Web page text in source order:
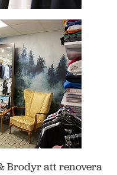
Brodyr att renovera